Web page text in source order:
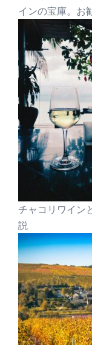
インの宝庫。お
チャコリワイン
説